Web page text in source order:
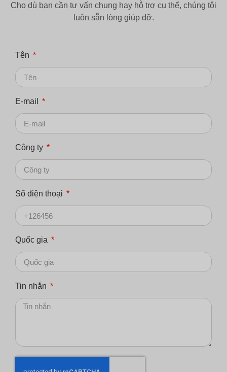
Cho dù bạn cần tư vấn chung hay hỗ trợ cụ thể, chúng tôi
luôn sẵn lòng giúp đỡ.
Tên
E-mail
Công ty
Số điện thoại
Quốc gia
Tin nhắn